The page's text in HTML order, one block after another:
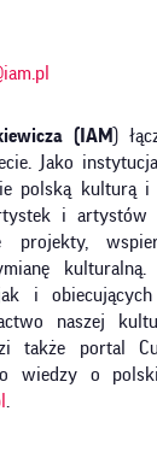
(IAM )
Jako
polską kulturą i
i artystów
projekty,
i
naszej
także portal
wiedzy o